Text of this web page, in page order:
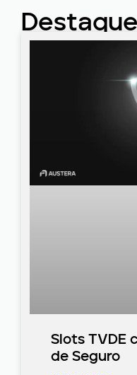
Slots TVDE
de Seguro